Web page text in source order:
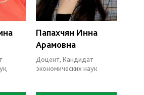
Папахчян Инна
Арамовна
Доцент, Кандидат
экономических наук